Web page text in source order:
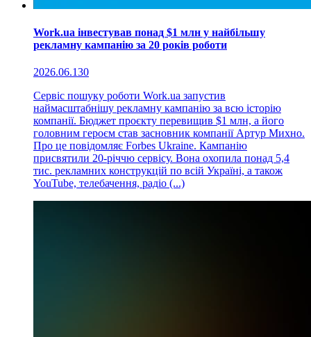
Work.ua інвестував понад $1 млн у найбільшу
рекламну кампанію за 20 років роботи
2026.06.130
Сервіс пошуку роботи Work.ua запустив
наймасштабнішу рекламну кампанію за всю історію
компанії. Бюджет проєкту перевищив $1 млн, а його
головним героєм став засновник компанії Артур Михно.
Про це повідомляє Forbes Ukraine. Кампанію
присвятили 20-річчю сервісу. Вона охопила понад 5,4
тис. рекламних конструкцій по всій Україні, а також
YouTube, телебачення, радіо (...)